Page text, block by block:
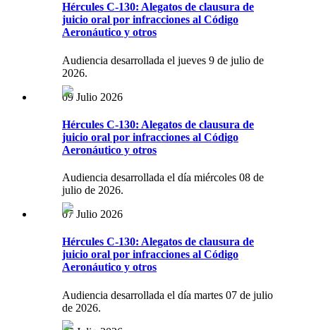
Hércules C-130: Alegatos de clausura de
juicio oral por infracciones al Código
Aeronáutico y otros
Audiencia desarrollada el jueves 9 de julio de
2026.
09 Julio 2026
Hércules C-130: Alegatos de clausura de
juicio oral por infracciones al Código
Aeronáutico y otros
Audiencia desarrollada el día miércoles 08 de
julio de 2026.
07 Julio 2026
Hércules C-130: Alegatos de clausura de
juicio oral por infracciones al Código
Aeronáutico y otros
Audiencia desarrollada el día martes 07 de julio
de 2026.